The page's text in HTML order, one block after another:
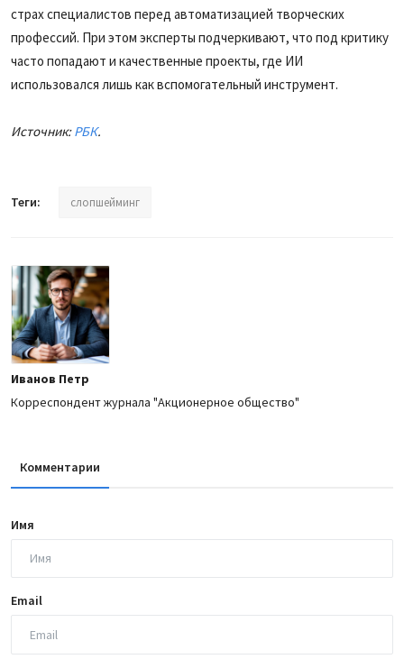
страх специалистов перед автоматизацией творческих
профессий. При этом эксперты подчеркивают, что под критику
часто попадают и качественные проекты, где ИИ
использовался лишь как вспомогательный инструмент.
Источник:РБК.
Теги: слопшейминг
Иванов Петр
Корреспондент журнала "Акционерное общество"
Комментарии
Имя
Email